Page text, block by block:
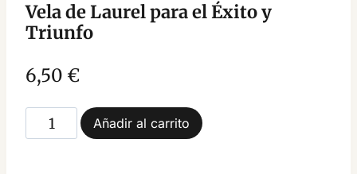
Vela de Laurel para el Éxito y
Triunfo
6,50 €
Vela
de
Añadir al carrito